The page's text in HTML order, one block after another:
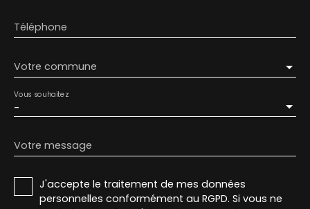
Téléphone
Votre commune
-
Vous souhaitez
Votre message
J'accepte le traitement de mes données
personnelles conformément au RGPD. Si vous ne